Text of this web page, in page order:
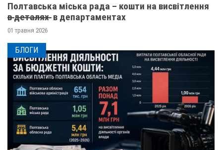
Полтавська міська рада – кошти на висвітлення
в̶ ̶д̶е̶т̶а̶л̶я̶х̶ ̶ в департаментах
01 травня 2026
БЛОГИ